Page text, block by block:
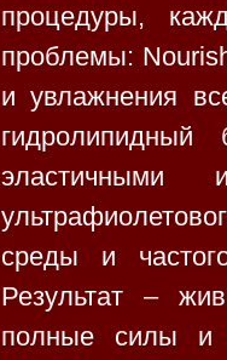
процедуры,
проблемы:
и увлажнения
гидролипидный
среды и
Результат –
полные силы и